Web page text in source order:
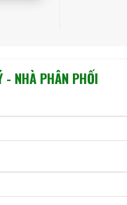
- NHÀ PHÂN PHỐI